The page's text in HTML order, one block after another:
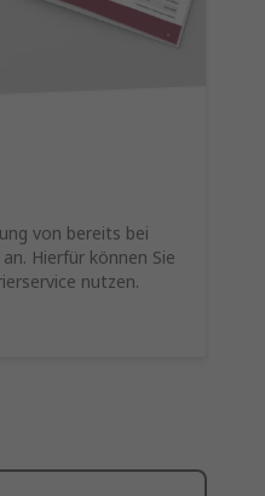
von bereits bei
Hierfür können Sie
nutzen.